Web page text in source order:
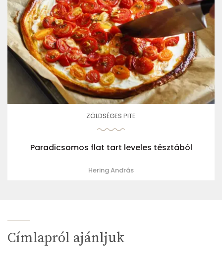
ZÖLDSÉGES PITE
Paradicsomos flat tart leveles tésztából
Hering András
Címlapról ajánljuk